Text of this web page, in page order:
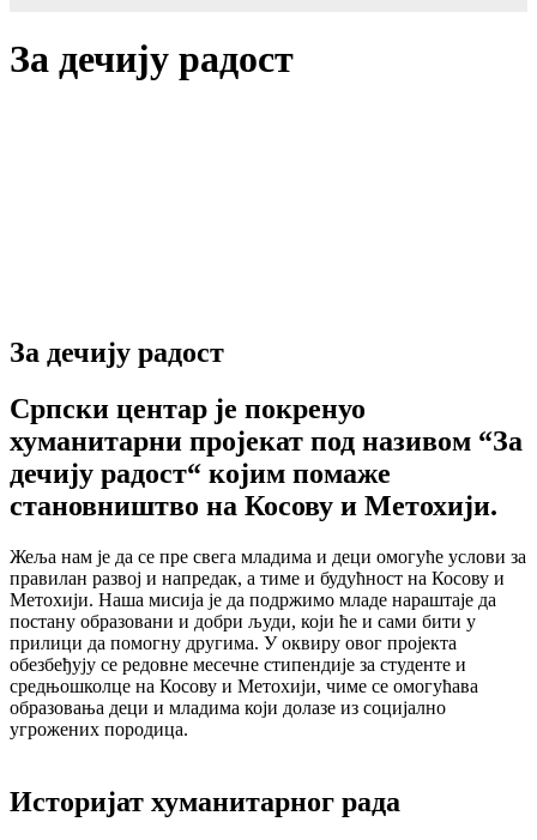
За дечију радост
За дечију радост
Српски центар је покренуо
хуманитарни пројекат под називом “За
дечију радост“ којим помаже
становништво на Косову и Метохији.
Жеља нам је да се пре свега младима и деци омогуће услови за
правилан развој и напредак, а тиме и будућност на Косову и
Метохији. Наша мисија је да подржимо младе нараштаје да
постану образовани и добри људи, који ће и сами бити у
прилици да помогну другима. У оквиру овог пројекта
обезбеђују се редовне месечне стипендије за студенте и
средњошколце на Косову и Метохији, чиме се омогућава
образовања деци и младима који долазе из социјално
угрожених породица.
Историјат хуманитарног рада